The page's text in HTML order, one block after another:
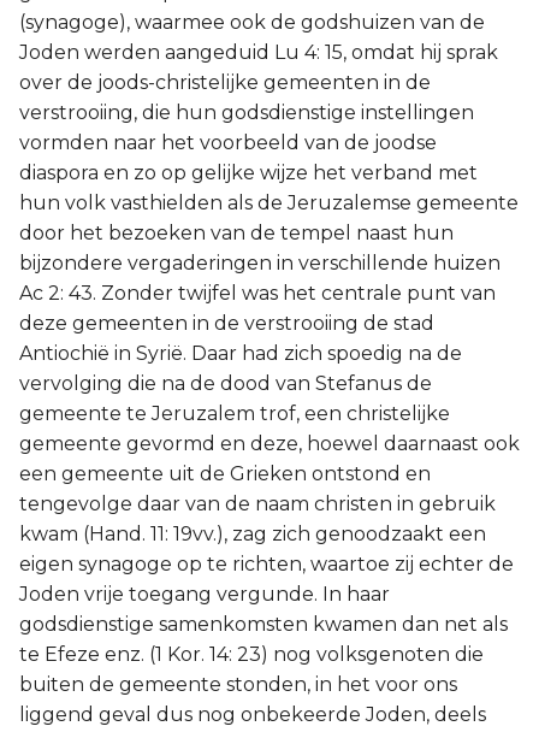
(synagoge), waarmee ook de godshuizen van de
Joden werden aangeduid Lu 4: 15, omdat hij sprak
over de joods-christelijke gemeenten in de
verstrooiing, die hun godsdienstige instellingen
vormden naar het voorbeeld van de joodse
diaspora en zo op gelijke wijze het verband met
hun volk vasthielden als de Jeruzalemse gemeente
door het bezoeken van de tempel naast hun
bijzondere vergaderingen in verschillende huizen
Ac 2: 43. Zonder twijfel was het centrale punt van
deze gemeenten in de verstrooiing de stad
Antiochië in Syrië. Daar had zich spoedig na de
vervolging die na de dood van Stefanus de
gemeente te Jeruzalem trof, een christelijke
gemeente gevormd en deze, hoewel daarnaast ook
een gemeente uit de Grieken ontstond en
tengevolge daar van de naam christen in gebruik
kwam (Hand. 11: 19vv.), zag zich genoodzaakt een
eigen synagoge op te richten, waartoe zij echter de
Joden vrije toegang vergunde. In haar
godsdienstige samenkomsten kwamen dan net als
te Efeze enz. (1 Kor. 14: 23) nog volksgenoten die
buiten de gemeente stonden, in het voor ons
liggend geval dus nog onbekeerde Joden, deels